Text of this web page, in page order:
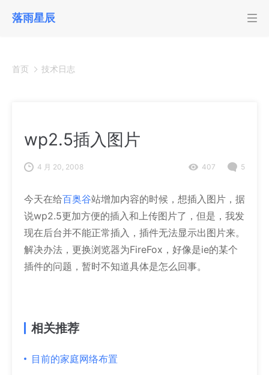
落雨星辰
首页 技术日志
wp2.5插入图片
4 月 20, 2008 407 5
今天在给百奥谷站增加内容的时候，想插入图片，据
说wp2.5更加方便的插入和上传图片了，但是，我发
现在后台并不能正常插入，插件无法显示出图片来。
解决办法，更换浏览器为FireFox，好像是ie的某个
插件的问题，暂时不知道具体是怎么回事。
相关推荐
目前的家庭网络布置